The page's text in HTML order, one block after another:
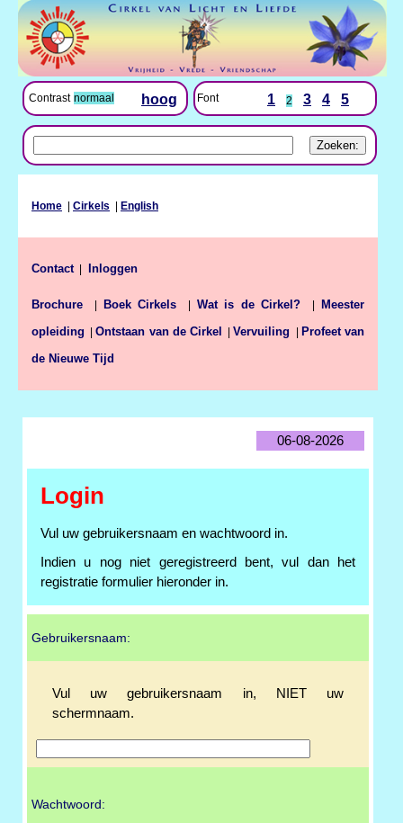
Contrast normaal hoog Font 1 2 3 4 5
Home Cirkels English
Contact| Inloggen
Brochure Boek Cirkels Wat is de Cirkel?
Meester
opleiding |Ontstaan van de Cirkel |Vervuiling
Profeet van
de Nieuwe Tijd
06-08-2026
Login
Vul uw gebruikersnaam en wachtwoord in.
Indien u nog niet geregistreerd bent, vul dan het
registratie formulier hieronder in.
Gebruikersnaam:
Vul uw gebruikersnaam in, NIET uw
schermnaam.
Wachtwoord: